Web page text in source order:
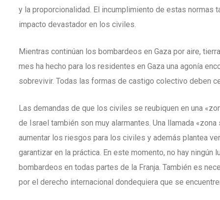
y la proporcionalidad. El incumplimiento de estas normas
impacto devastador en los civiles.
Mientras continúan los bombardeos en Gaza por aire,
mes ha hecho para los residentes en Gaza una agonía
sobrevivir. Todas las formas de castigo colectivo deben
Las demandas de que los civiles se reubiquen en una
de Israel también son muy alarmantes. Una llamada
aumentar los riesgos para los civiles y además plantea
garantizar en la práctica. En este momento, no hay ningún
bombardeos en todas partes de la Franja. También es
por el derecho internacional dondequiera que se